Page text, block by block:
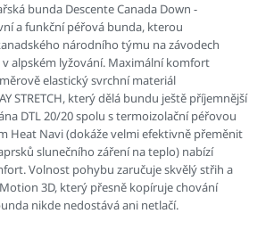
bunda Descente Canada Down -
a funkční péřová bunda, kterou
národního týmu na závodech
alpském lyžování. Maximální komfort
elastický svrchní materiál
STRETCH, který dělá bundu ještě příjemnější
DTL 20/20 spolu s termoizolační péřovou
Heat Navi (dokáže velmi efektivně přeměnit
slunečního záření na teplo) nabízí
Volnost pohybu zaručuje skvělý střih a
3D, který přesně kopíruje chování
nikde nedostává ani netlačí.